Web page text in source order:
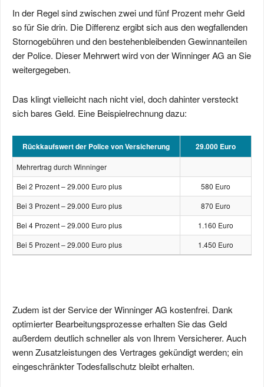
In der Regel sind zwischen zwei und fünf Prozent mehr Geld
so für Sie drin. Die Differenz ergibt sich aus den wegfallenden
Stornogebühren und den bestehenbleibenden Gewinnanteilen
der Police. Dieser Mehrwert wird von der Winninger AG an Sie
weitergegeben.
Das klingt vielleicht nach nicht viel, doch dahinter versteckt
sich bares Geld. Eine Beispielrechnung dazu:
Rückkaufswert der Police von Versicherung 29.000 Euro
Mehrertrag durch Winninger
Bei 2 Prozent – 29.000 Euro plus
580 Euro
Bei 3 Prozent – 29.000 Euro plus
870 Euro
Bei 4 Prozent – 29.000 Euro plus
1.160 Euro
Bei 5 Prozent – 29.000 Euro plus
1.450 Euro
Zudem ist der Service der Winninger AG kostenfrei. Dank
optimierter Bearbeitungsprozesse erhalten Sie das Geld
außerdem deutlich schneller als von Ihrem Versicherer. Auch
wenn Zusatzleistungen des Vertrages gekündigt werden; ein
eingeschränkter Todesfallschutz bleibt erhalten.